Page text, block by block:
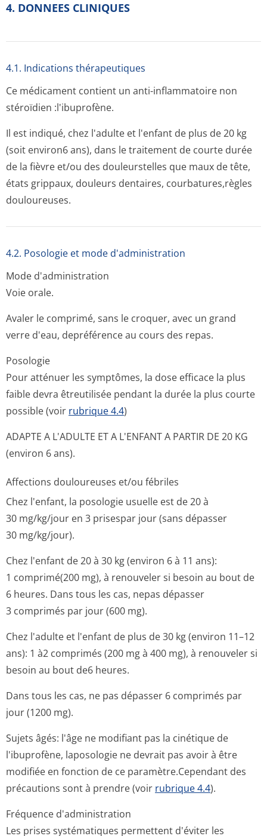
4. DONNEES CLINIQUES
4.1. Indications thérapeutiques
Ce médicament contient un anti-inflammatoire non
stéroïdien :l'ibuprofène.
Il est indiqué, chez l'adulte et l'enfant de plus de 20 kg
(soit environ6 ans), dans le traitement de courte durée
de la fièvre et/ou des douleurstelles que maux de tête,
états grippaux, douleurs dentaires, courbatures,règles
douloureuses.
4.2. Posologie et mode d'administration
Mode d'administration
Voie orale.
Avaler le comprimé, sans le croquer, avec un grand
verre d'eau, depréférence au cours des repas.
Posologie
Pour atténuer les symptômes, la dose efficace la plus
faible devra êtreutilisée pendant la durée la plus courte
possible (voir rubrique 4.4)
ADAPTE A L'ADULTE ET A L'ENFANT A PARTIR DE 20 KG
(environ 6 ans).
Affections douloureuses et/ou fébriles
Chez l'enfant, la posologie usuelle est de 20 à
30 mg/kg/jour en 3 prisespar jour (sans dépasser
30 mg/kg/jour).
Chez l'enfant de 20 à 30 kg (environ 6 à 11 ans):
1 comprimé(200 mg), à renouveler si besoin au bout de
6 heures. Dans tous les cas, nepas dépasser
3 comprimés par jour (600 mg).
Chez l'adulte et l'enfant de plus de 30 kg (environ 11–12
ans): 1 à2 comprimés (200 mg à 400 mg), à renouveler si
besoin au bout de6 heures.
Dans tous les cas, ne pas dépasser 6 comprimés par
jour (1200 mg).
Sujets âgés: l'âge ne modifiant pas la cinétique de
l'ibuprofène, laposologie ne devrait pas avoir à être
modifiée en fonction de ce paramètre.Cependant des
précautions sont à prendre (voir rubrique 4.4).
Fréquence d'administration
Les prises systématiques permettent d'éviter les